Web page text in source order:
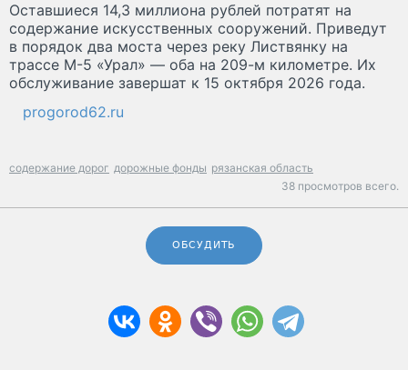
Оставшиеся 14,3 миллиона рублей потратят на
содержание искусственных сооружений. Приведут
в порядок два моста через реку Листвянку на
трассе М-5 «Урал» — оба на 209-м километре. Их
обслуживание завершат к 15 октября 2026 года.
progorod62.ru
содержание дорог дорожные фонды рязанская область
38 просмотров всего.
ОБСУДИТЬ